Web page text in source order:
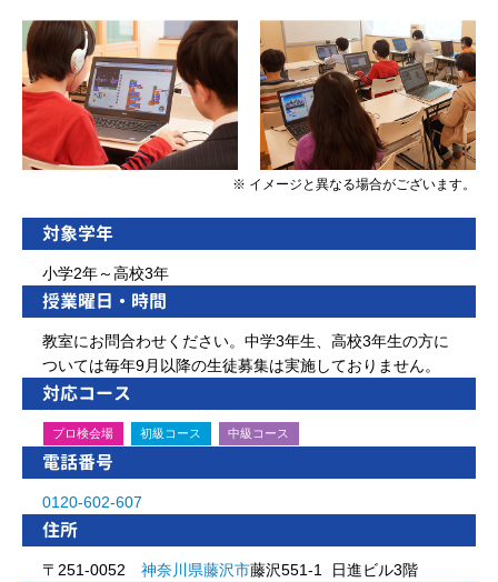
※ イメージと異なる場合がございます。
対象学年
小学2年～高校3年
授業曜日・時間
教室にお問合わせください。中学3年生、高校3年生の方に
ついては毎年9月以降の生徒募集は実施しておりません。
対応コース
プロ検会場 初級コース 中級コース
電話番号
0120-602-607
住所
〒251-0052 神奈川県藤沢市藤沢551-1 日進ビル3階